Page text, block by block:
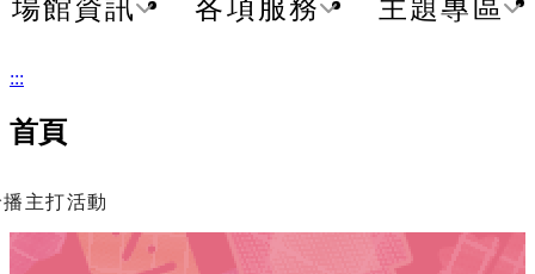
場館資訊 各項服務 主題專區
:::
首頁
主打活動